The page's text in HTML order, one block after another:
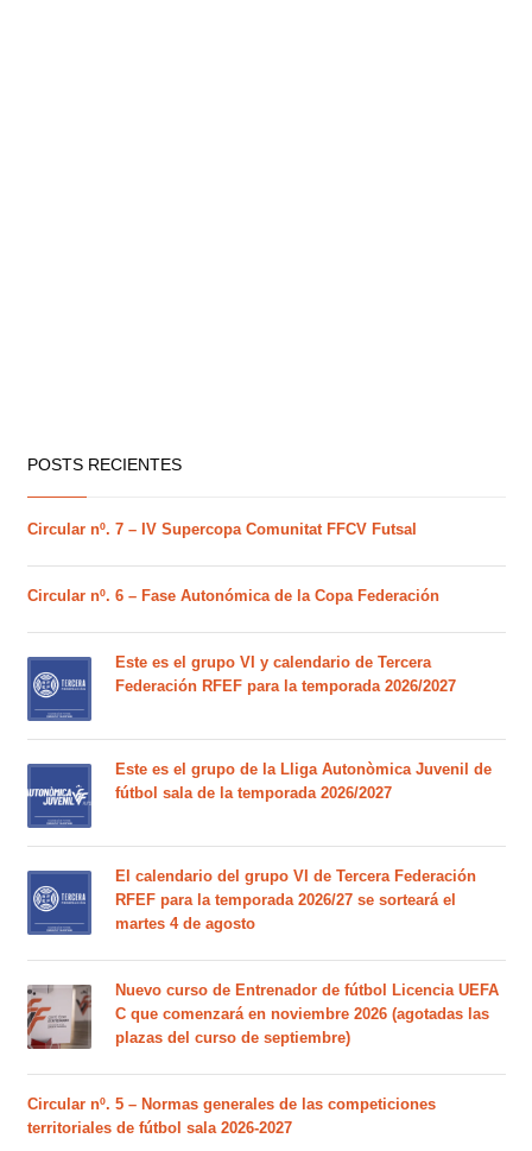
POSTS RECIENTES
Circular nº. 7 – IV Supercopa Comunitat FFCV Futsal
Circular nº. 6 – Fase Autonómica de la Copa Federación
Este es el grupo VI y calendario de Tercera
Federación RFEF para la temporada 2026/2027
Este es el grupo de la Lliga Autonòmica Juvenil de
fútbol sala de la temporada 2026/2027
El calendario del grupo VI de Tercera Federación
RFEF para la temporada 2026/27 se sorteará el
martes 4 de agosto
Nuevo curso de Entrenador de fútbol Licencia UEFA
C que comenzará en noviembre 2026 (agotadas las
plazas del curso de septiembre)
Circular nº. 5 – Normas generales de las competiciones
territoriales de fútbol sala 2026-2027